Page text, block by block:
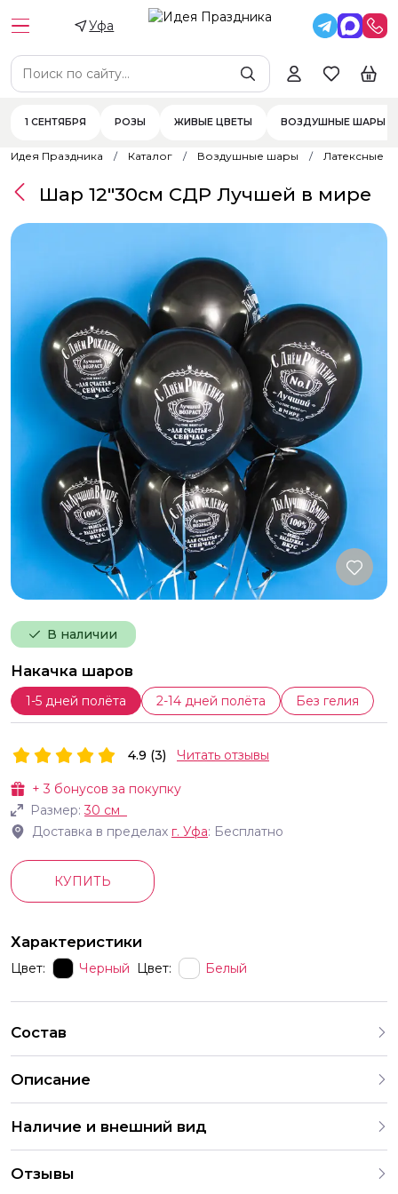
Уфа
1 СЕНТЯБРЯ РОЗЫ ЖИВЫЕ ЦВЕТЫ ВОЗДУШНЫЕ ШАРЫ
Идея Праздника Каталог Воздушные шары Латексные
В наличии
Накачка шаров
1-5 дней полёта 2-14 дней полёта Без гелия
Шар 12"30см СДР Лучшей в мире
+3 бонусов за покупку
Размер:30 см
Доставка в пределах г. Уфа: Бесплатно
4.9 (3) Читать отзывы
КУПИТЬ
Характеристики
Цвет: Черный Цвет: Белый
Состав
Описание
шаров с красиво подобранными рисунками Обратите
внимание Шары продаются именно готовыми наборами
это продуманные комбинации которые создают
гармоничный и веселый декор К сожалению выбрать
Наличие и внешний вид
индивидуальных предпочтений и тематики праздника. На
Отзывы